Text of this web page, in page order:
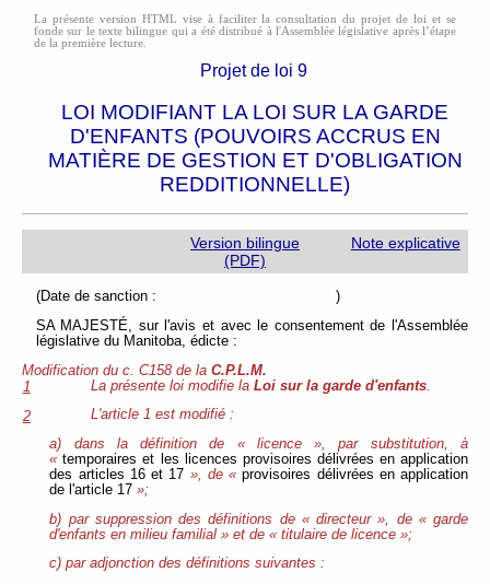
La présente version HTML vise à faciliter la consultation du projet de loi et se
fonde sur le texte bilingue qui a été distribué à l'Assemblée législative après l’étape
de la première lecture.
Projet de loi 9
LOI MODIFIANT LA LOI SUR LA GARDE
D'ENFANTS (POUVOIRS ACCRUS EN
MATIÈRE DE GESTION ET D'OBLIGATION
REDDITIONNELLE)
Version bilingue
(PDF)
Note explicative
(Date de sanction : )
SA MAJESTÉ, sur l'avis et avec le consentement de l'Assemblée
législative du Manitoba, édicte :
Modification du c. C158 de la C.P.L.M.
1
La présente loi modifie laLoi sur la garde d'enfants
2
L'article 1 est modifié :
a) dans la définition de « licence », par substitution, à
« temporaires et les licences provisoires délivrées en application
des articles 16 et 17 », de « provisoires délivrées en application
de l'article 17»;
b) par suppression des définitions de « directeur », de « garde
d'enfants en milieu familial » et de « titulaire de licence »;
c) par adjonction des définitions suivantes :